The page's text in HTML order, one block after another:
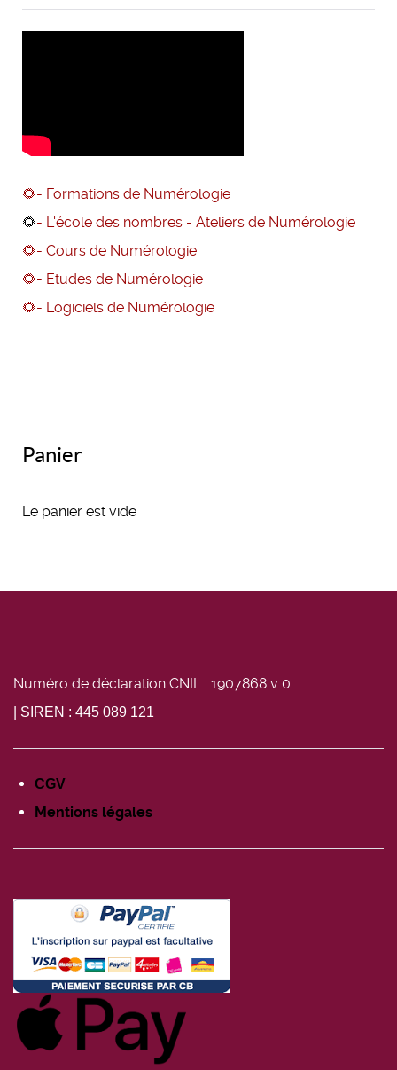
🌻- Formations de Numérologie
🌻- L'école des nombres - Ateliers de Numérologie
🌻- Cours de Numérologie
🌻- Etudes de Numérologie
🌻- Logiciels de Numérologie
Panier
Le panier est vide
Numéro de déclaration CNIL : 1907868 v 0
| SIREN : 445 089 121
CGV
Mentions légales